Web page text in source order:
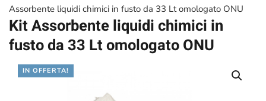
Assorbente liquidi chimici in fusto da 33 Lt omologato ONU
Kit Assorbente liquidi chimici in
fusto da 33 Lt omologato ONU
IN OFFERTA!